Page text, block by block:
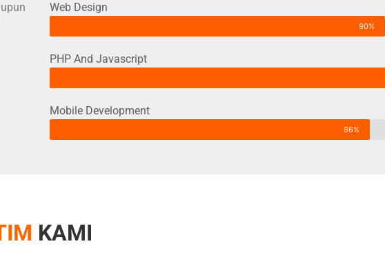
Web Design
90%
PHP And Javascript
Mobile Development
86%
KAMI